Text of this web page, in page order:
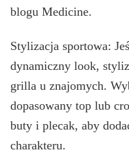
blogu Medicine.
Stylizacja sportowa:
dynamiczny look,
grilla u znajomych.
dopasowany top lub
buty i plecak, aby
charakteru.